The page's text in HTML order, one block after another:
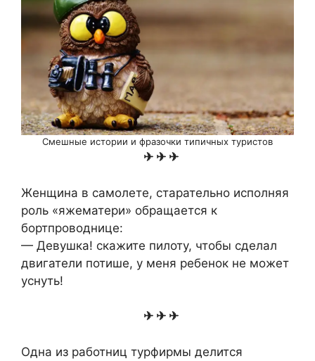
Смешные истории и фразочки типичных туристов
✈ ✈ ✈
Женщина в самолете, старательно исполняя
роль «яжематери» обращается к
бортпроводнице:
— Девушка! скажите пилоту, чтобы сделал
двигатели потише, у меня ребенок не может
уснуть!
✈ ✈ ✈
Одна из работниц турфирмы делится